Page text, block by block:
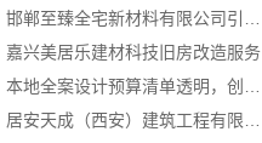
嘉兴美居乐建材科技旧房改造服务